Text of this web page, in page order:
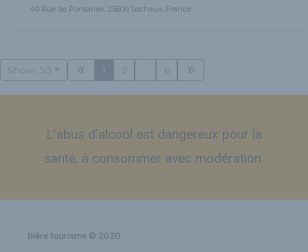
40 Rue de Pontarlier, 25600 Sochaux, France
Show: 50 1 2 6
L’abus d’alcool est dangereux pour la
santé, à consommer avec modération.
Bière tourisme © 2020